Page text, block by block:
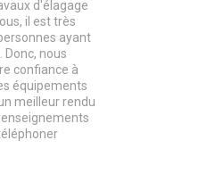
d'élagage
il est très
ayant
Donc, nous
confiance à
équipements
meilleur rendu